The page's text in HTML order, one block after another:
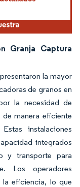
Granja Captura
la mayor
de granos en
la necesidad de
manera eficiente
instalaciones
integrados
y transporte para
Los operadores
eficiencia, lo que